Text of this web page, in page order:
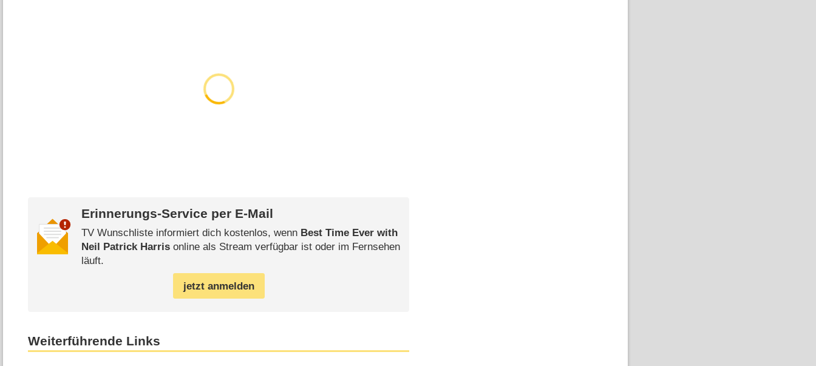
Erinnerungs-Service per E-Mail
TV Wunschliste informiert dich kostenlos, wenn Best Time Ever with
Neil Patrick Harrisonline als Stream verfügbar ist oder im Fernsehen
läuft.
jetzt anmelden
Weiterführende Links